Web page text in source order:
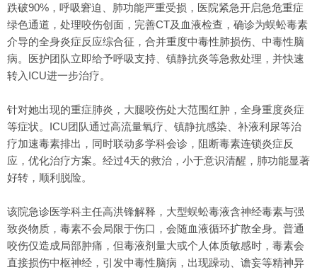
跌破90%，呼吸窘迫、肺功能严重受损，医院紧急开启急危重症
绿色通道，处理咬伤创面，完善CT及血液检查，确诊为蜈蚣毒素
介导的全身炎症反应综合征，合并重度中毒性肺损伤、中毒性脑
病。医护团队立即给予呼吸支持、镇静抗炎等急救处理，并快速
转入ICU进一步治疗。
针对她出现的重症肺炎，大腿咬伤处大范围红肿，全身重度炎症
等症状。ICU团队通过高流量氧疗、镇静抗感染、补液利尿等治
疗加速毒素排出，同时联动多学科会诊，阻断毒素连锁炎症反
应，优化治疗方案。经过4天的救治，小于意识清醒，肺功能显著
好转，顺利脱险。
该院急诊医学科主任高洪锋解释，大型蜈蚣毒液含神经毒素与强
致炎物质，毒素不会局限于伤口，会随血液循环扩散全身。普通
咬伤仅造成局部肿痛，但毒液剂量大或个人体质敏感时，毒素会
直接损伤中枢神经，引发中毒性脑病，出现躁动、谵妄等精神异